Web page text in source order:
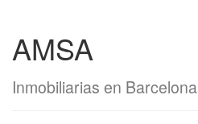
AMSA
Inmobiliarias en Barcelona